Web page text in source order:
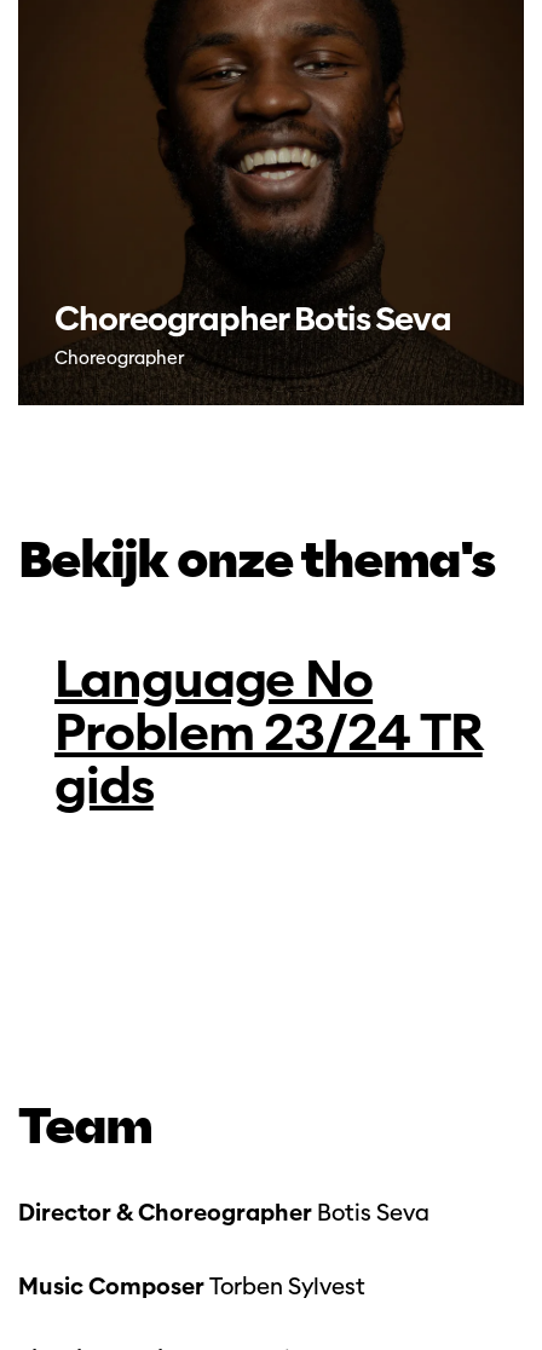
Choreographer Botis Seva
Choreographer
Bekijk onze thema's
Language No
Problem 23/24 TR
gids
Team
Director & Choreographer Botis Seva
Music ComposerTorben Sylvest